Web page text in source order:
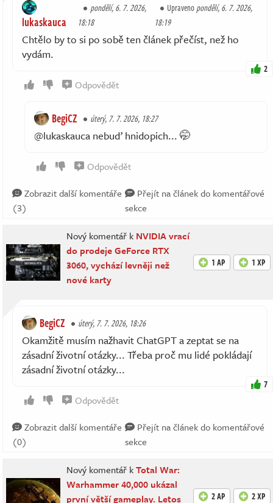
lukaskauca
pondělí, 6. 7. 2026,
18:18
Upravenopondělí, 6. 7. 2026,
18:19
Chtělo by to si po sobě ten článek přečíst, než ho
vydám.
2
Odpovědět
BegiCZ úterý, 7. 7. 2026, 18:27
@lukaskauca nebuď hnidopich... 🤭
Odpovědět
Zobrazit další komentáře
(3)
Přejít na článek do komentářové
sekce
Nový komentář k NVIDIA vrací
do prodeje GeForce RTX
3060, vychází levněji než
nové karty
1 AP 1 XP
BegiCZ úterý, 7. 7. 2026, 18:26
Okamžitě musím nažhavit ChatGPT a zeptat se na
zásadní životní otázky... Třeba proč mu lidé pokládají
zásadní životní otázky...
7
Odpovědět
Zobrazit další komentáře
(0)
Přejít na článek do komentářové
sekce
Nový komentář kTotal War:
Warhammer 40,000 ukázal
první větší gameplay. Letos
2 AP 2 XP